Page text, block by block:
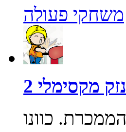
משחקי פעולה
נזק מקסימלי 2